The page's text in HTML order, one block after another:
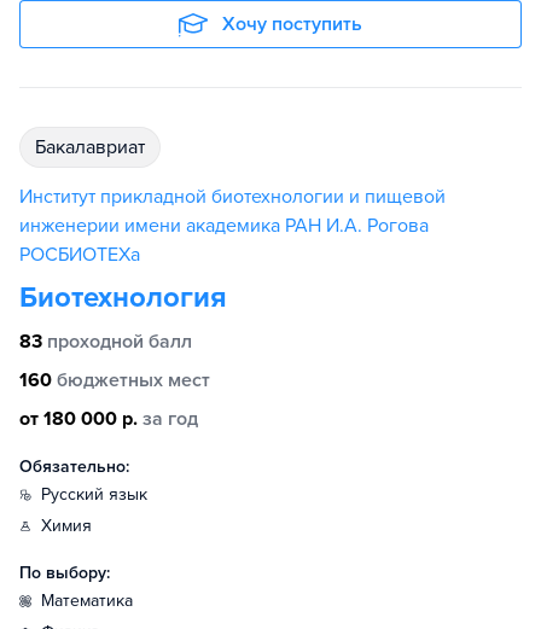
Хочу поступить
бакалавриат
Институт прикладной биотехнологии и пищевой
инженерии имени академика РАН И.А. Рогова
РОСБИОТЕХа
Биотехнология
83 проходной балл
160 бюджетных мест
от 180 000 р. за год
Обязательно:
русский язык
химия
По выбору:
математика